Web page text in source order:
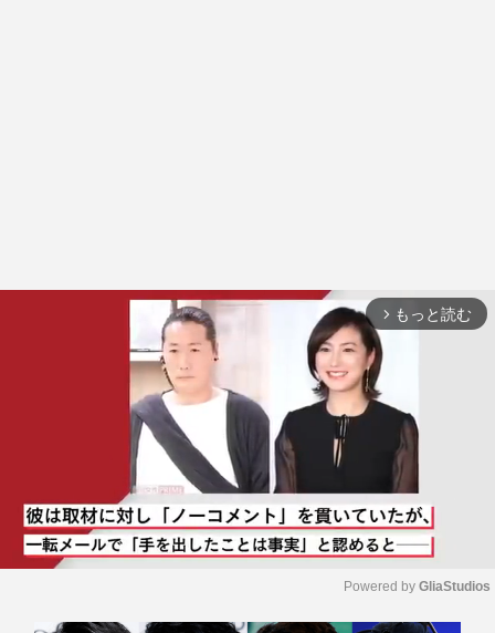
arrow_forward_ios もっと読む
M
Powered by GliaStudios